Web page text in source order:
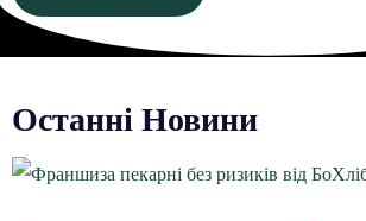
Останні Новини